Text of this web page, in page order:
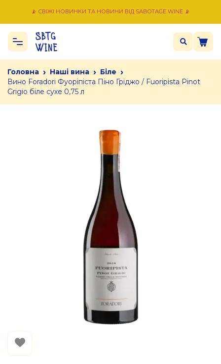
📡 СВІЖІ НОВИНКИ ТА НОВИНИ ВІД SABOTAGE WINE 📡
Головна › Наші вина › Біле ›
Вино Foradori Фуоріпіста Піно Гріджо / Fuoripista Pinot
Grigio біле сухе 0,75 л